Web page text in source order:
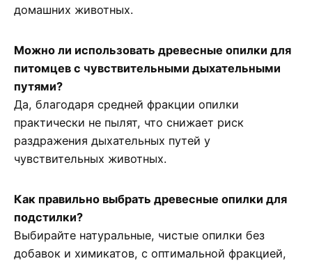
домашних животных.
Можно ли использовать древесные опилки для
питомцев с чувствительными дыхательными
путями?
Да, благодаря средней фракции опилки
практически не пылят, что снижает риск
раздражения дыхательных путей у
чувствительных животных.
Как правильно выбрать древесные опилки для
подстилки?
Выбирайте натуральные, чистые опилки без
добавок и химикатов, с оптимальной фракцией,